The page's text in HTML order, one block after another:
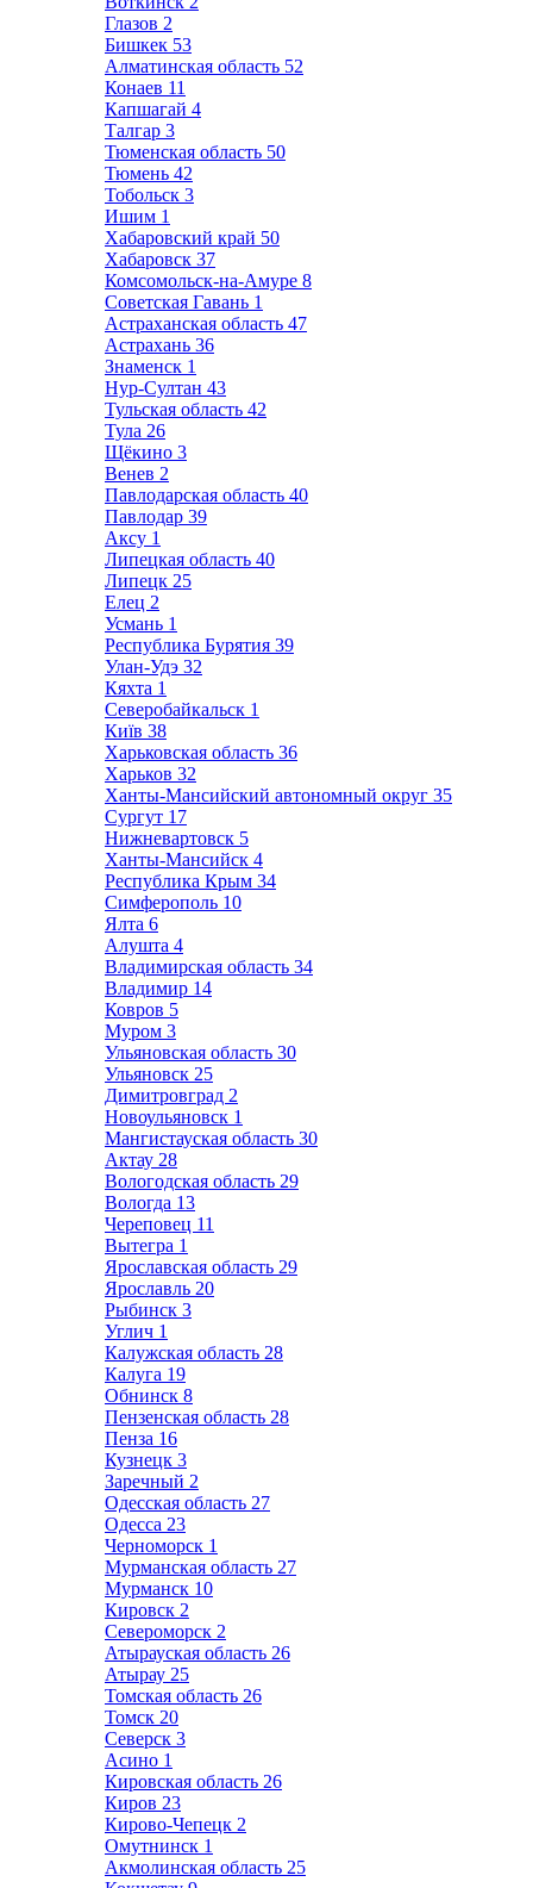
Глазов 2
Бишкек 53
Алматинская область 52
Конаев 11
Капшагай 4
Талгар 3
Тюменская область 50
Тюмень 42
Тобольск 3
Ишим 1
Хабаровский край 50
Хабаровск 37
Комсомольск-на-Амуре 8
Советская Гавань 1
Астраханская область 47
Астрахань 36
Знаменск 1
Нур-Султан 43
Тульская область 42
Тула 26
Щёкино 3
Венев 2
Павлодарская область 40
Павлодар 39
Аксу 1
Липецкая область 40
Липецк 25
Елец 2
Усмань 1
Республика Бурятия 39
Улан-Удэ 32
Кяхта 1
Северобайкальск 1
Київ 38
Харьковская область 36
Харьков 32
Ханты-Мансийский автономный округ 35
Сургут 17
Нижневартовск 5
Ханты-Мансийск 4
Республика Крым 34
Симферополь 10
Ялта 6
Алушта 4
Владимирская область 34
Владимир 14
Ковров 5
Муром 3
Ульяновская область 30
Ульяновск 25
Димитровград 2
Новоульяновск 1
Мангистауская область 30
Актау 28
Вологодская область 29
Вологда 13
Череповец 11
Вытегра 1
Ярославская область 29
Ярославль 20
Рыбинск 3
Углич 1
Калужская область 28
Калуга 19
Обнинск 8
Пензенская область 28
Пенза 16
Кузнецк 3
Заречный 2
Одесская область 27
Одесса 23
Черноморск 1
Мурманская область 27
Мурманск 10
Кировск 2
Североморск 2
Атырауская область 26
Атырау 25
Томская область 26
Томск 20
Северск 3
Асино 1
Кировская область 26
Киров 23
Кирово-Чепецк 2
Омутнинск 1
Акмолинская область 25